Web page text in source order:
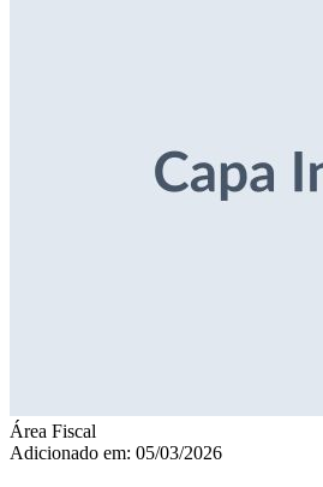
Área Fiscal
Adicionado em: 05/03/2026